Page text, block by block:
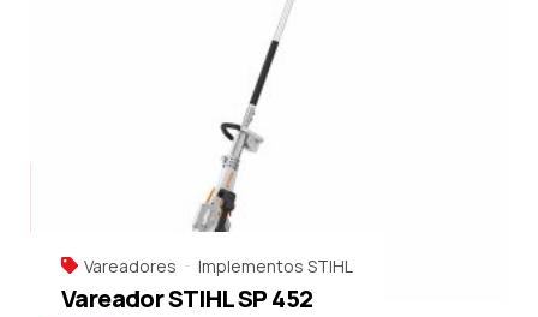
Vareadores Implementos STIHL
Vareador STIHL SP 452